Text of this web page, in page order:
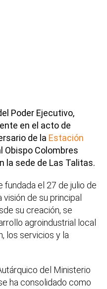
Poder Ejecutivo,
en el acto de
de la Estación
Obispo Colombres
la sede de Las Talitas.
fundada el 27 de julio de
de su principal
su creación, se
agroindustrial local
los servicios y la
del Ministerio
ha consolidado como